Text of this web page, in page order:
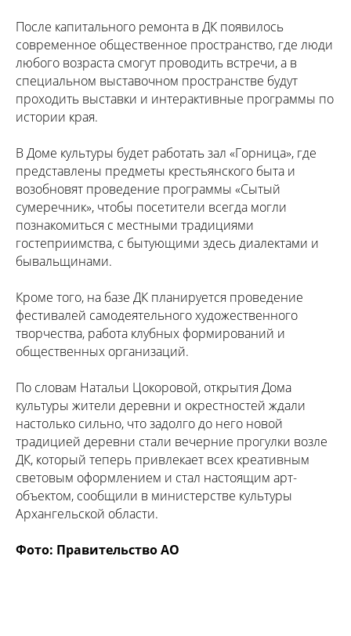
После капитального ремонта в ДК появилось
современное общественное пространство, где люди
любого возраста смогут проводить встречи, а в
специальном выставочном пространстве будут
проходить выставки и интерактивные программы по
истории края.
В Доме культуры будет работать зал «Горница», где
представлены предметы крестьянского быта и
возобновят проведение программы «Сытый
сумеречник», чтобы посетители всегда могли
познакомиться с местными традициями
гостеприимства, с бытующими здесь диалектами и
бывальщинами.
Кроме того, на базе ДК планируется проведение
фестивалей самодеятельного художественного
творчества, работа клубных формирований и
общественных организаций.
По словам Натальи Цокоровой, открытия Дома
культуры жители деревни и окрестностей ждали
настолько сильно, что задолго до него новой
традицией деревни стали вечерние прогулки возле
ДК, который теперь привлекает всех креативным
световым оформлением и стал настоящим арт-
объектом, сообщили в министерстве культуры
Архангельской области.
Фото: Правительство АО